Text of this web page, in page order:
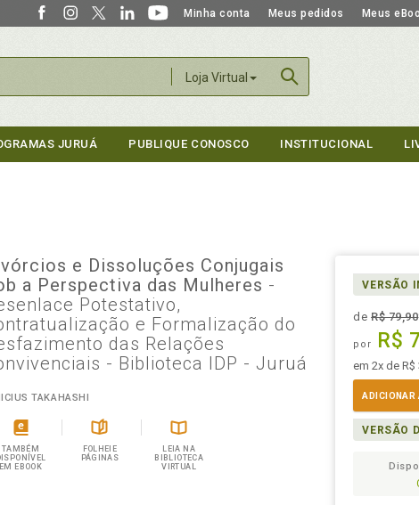
Minha conta Meus pedidos Meus
Loja Virtual
JURUÁ PUBLIQUE CONOSCO INSTITUCIONAL
e Dissoluções Conjugais
a Perspectiva das Mulheres -
Potestativo,
e Formalização do
das Relações
- Biblioteca IDP - Juruá
TAKAHASHI
TAMBÉM
EM EBOOK
FOLHEIE
PÁGINAS
LEIA NA
BIBLIOTECA
VIRTUAL
VERSÃO
deR$ 79,90
por R$
em 2x de R$
ADICIONAR
VERSÃO